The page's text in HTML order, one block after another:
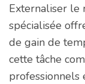
Externaliser le
spécialisée
de gain de
cette tâche
professionnels